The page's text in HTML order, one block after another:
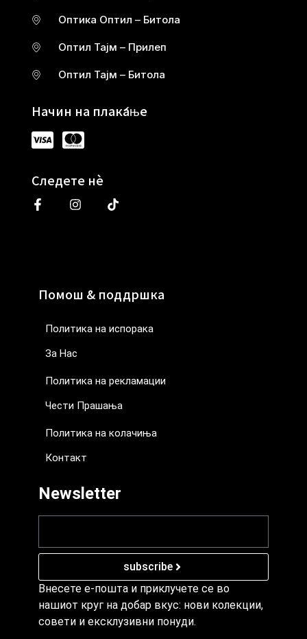
Оптика Оптил – Битола
Оптил Тајм – Прилеп
Оптил Тајм – Битола
Начин на плаќање
Следете нè
Помош & поддршка
Политика на испорака
За Нас
Политика на рекламации
Чести Прашања
Политика на колачиња
Контакт
Newsletter
subscribe
Внесете е-пошта и приклучете се во
нашиот круг на добар вкус: нови колекции,
совети и ексклузивни понуди.